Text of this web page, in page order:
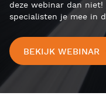
deze webinar dan
specialisten je mee in
BEKIJK WEBINAR